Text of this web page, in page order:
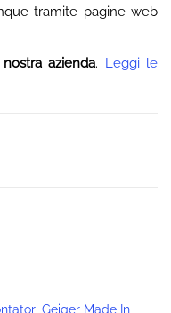
tramite pagine web
azienda. Leggi le
Geiger Made In